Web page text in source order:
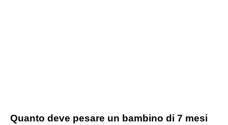
Quanto deve pesare un bambino di 7 mesi